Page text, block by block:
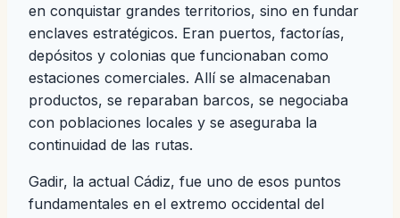
en conquistar grandes territorios, sino en fundar
enclaves estratégicos. Eran puertos, factorías,
depósitos y colonias que funcionaban como
estaciones comerciales. Allí se almacenaban
productos, se reparaban barcos, se negociaba
con poblaciones locales y se aseguraba la
continuidad de las rutas.
Gadir, la actual Cádiz, fue uno de esos puntos
fundamentales en el extremo occidental del